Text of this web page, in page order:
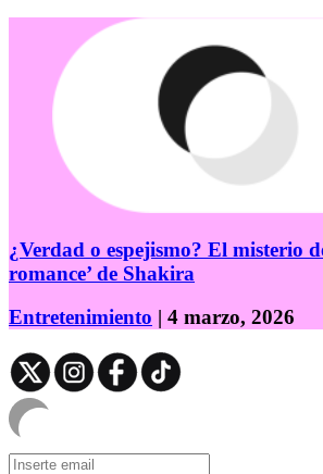
¿Verdad o espejismo? El misterio
romance’ de Shakira
Entretenimiento | 4 marzo, 2026